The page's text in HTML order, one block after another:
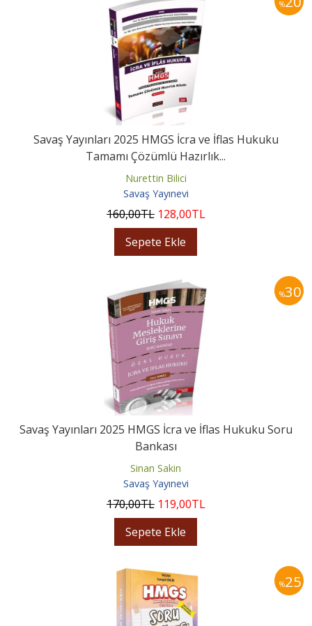
%
Savaş Yayınları 2025 HMGS İcra ve İflas Hukuku
Tamamı Çözümlü Hazırlık...
Nurettin Bilici
Savaş Yayınevi
160,00TL 128,00TL
Sepete Ekle
%30
Savaş Yayınları 2025 HMGS İcra ve İflas Hukuku Soru
Bankası
Sinan Sakin
Savaş Yayınevi
170,00TL 119,00TL
Sepete Ekle
%25